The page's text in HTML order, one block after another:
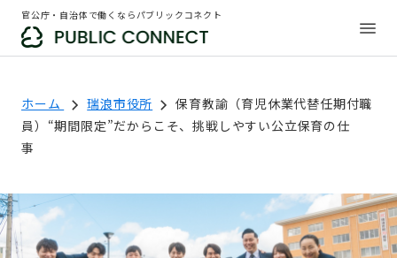
官公庁・自治体で働くならパブリックコネクト
ホーム 瑞浪市役所
保育教諭（育児休業代替任期付職
員）“期間限定”だからこそ、挑戦しやすい公立保育の仕
事